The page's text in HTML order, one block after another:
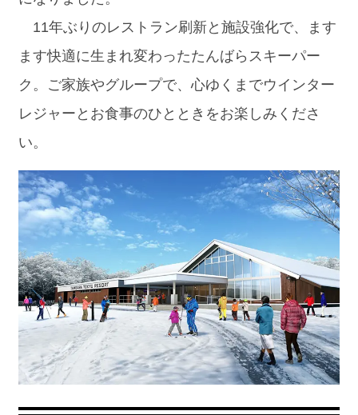
11年ぶりのレストラン刷新と施設強化で、ます
ます快適に生まれ変わったたんばらスキーパー
ク。ご家族やグループで、心ゆくまでウインター
レジャーとお食事のひとときをお楽しみくださ
い。